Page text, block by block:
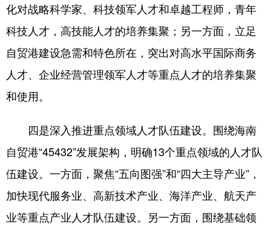
化对战略科学家、科技领军人才和卓越工程师，青年
科技人才，高技能人才的培养集聚；另一方面，立足
自贸港建设急需和特色所在，突出对高水平国际商务
人才、企业经营管理领军人才等重点人才的培养集聚
和使用。
四是深入推进重点领域人才队伍建设。围绕海南
自贸港“45432”发展架构，明确13个重点领域的人才队
伍建设。一方面，聚焦“五向图强”和“四大主导产业”，
加快现代服务业、高新技术产业、海洋产业、航天产
业等重点产业人才队伍建设。另一方面，围绕基础领